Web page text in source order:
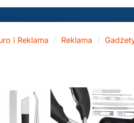
i Reklama Reklama